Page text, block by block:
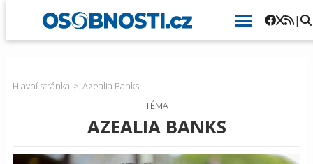
|
Hlavní stránka
Azealia Banks
TÉMA
AZEALIA BANKS